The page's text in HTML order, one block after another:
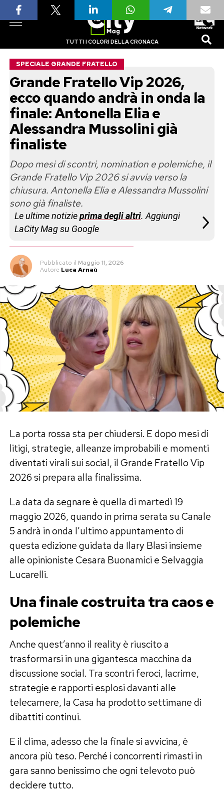
TUTTI I COLORI DELLA CRONACA
SPECIALE GRANDE FRATELLO
Grande Fratello Vip 2026,
ecco quando andrà in onda la
finale: Antonella Elia e
Alessandra Mussolini già
finaliste
Dopo mesi di scontri, nomination e polemiche, il
Grande Fratello Vip 2026 si avvia verso la
chiusura. Antonella Elia e Alessandra Mussolini
sono già finaliste.
Le ultime notizieprima degli altri. Aggiungi
LaCity Mag su Google
Pubblicato il Maggio 11, 2026
Autore Luca Arnaù
La porta rossa sta per chiudersi. E dopo mesi di
litigi, strategie, alleanze improbabili e momenti
diventati virali sui social, il Grande Fratello Vip
2026 si prepara alla finalissima.
La data da segnare è quella di martedì 19
maggio 2026, quando in prima serata su Canale
5 andrà in onda l’ultimo appuntamento di
questa edizione guidata da Ilary Blasi insieme
alle opinioniste Cesara Buonamici e Selvaggia
Lucarelli.
Una finale costruita tra caos e
polemiche
Anche quest’anno il reality è riuscito a
trasformarsi in una gigantesca macchina da
discussione social. Tra scontri feroci, lacrime,
strategie e rapporti esplosi davanti alle
telecamere, la Casa ha prodotto settimane di
dibattiti continui.
E il clima, adesso che la finale si avvicina, è
ancora più teso. Perché i concorrenti rimasti in
gara sanno benissimo che ogni televoto può
decidere tutto.